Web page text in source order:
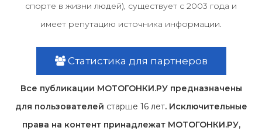
спорте в жизни людей), существует с 2003 года и
имеет репутацию источника информации.
Статистика для партнеров
Все публикации МОТОГОНКИ.РУ предназначены
для пользователей старше 16 лет. Исключительные
права на контент принадлежат МОТОГОНКИ.РУ,